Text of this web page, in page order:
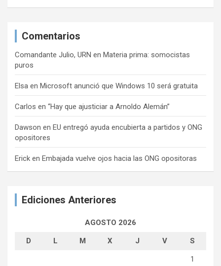
Comentarios
Comandante Julio, URN en Materia prima: somocistas
puros
Elsa en Microsoft anunció que Windows 10 será gratuita
Carlos en “Hay que ajusticiar a Arnoldo Alemán”
Dawson en EU entregó ayuda encubierta a partidos y ONG
opositores
Erick en Embajada vuelve ojos hacia las ONG opositoras
Ediciones Anteriores
AGOSTO 2026
D L M X J V S
1